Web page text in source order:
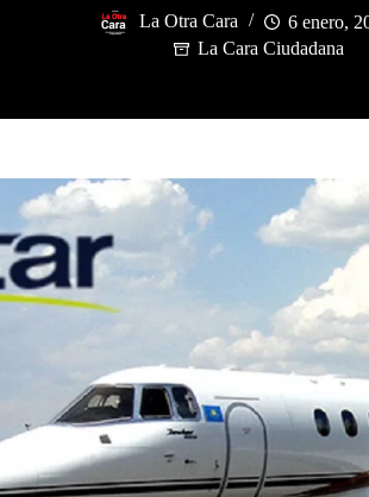
La Otra Cara
6 enero,
La Cara Ciudadana